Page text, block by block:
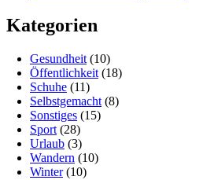
Kategorien
Gesundheit (10)
Öffentlichkeit (18)
Schuhe (11)
Selbstgemacht (8)
Sonstiges (15)
Sport (28)
Urlaub (3)
Wandern (10)
Winter(10)